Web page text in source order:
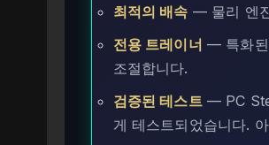
최적의 배속 — 물리 엔
전용 트레이너 — 특화된
조절합니다.
검증된 테스트— PC
게 테스트되었습니다.